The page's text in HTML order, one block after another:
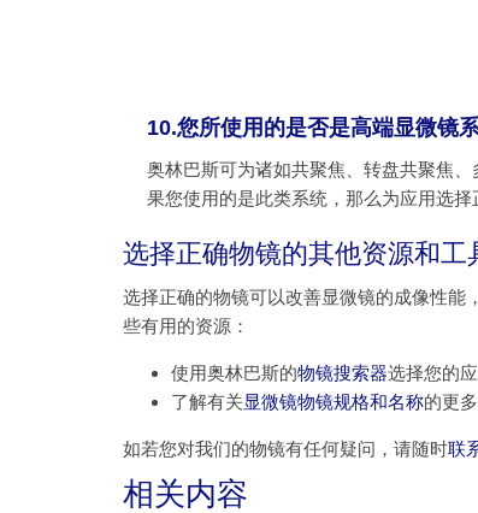
10.您所使用的是否是高端显微镜
奥林巴斯可为诸如共聚焦、转盘共聚焦
果您使用的是此类系统，那么为应用选择
选择正确物镜的其他资源和工
选择正确的物镜可以改善显微镜的成像性能
些有用的资源：
使用奥林巴斯的物镜搜索器选择您的
了解有关显微镜物镜规格和名称的更多
如若您对我们的物镜有任何疑问，请随时联
相关内容